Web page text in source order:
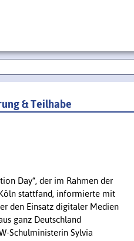
& Teilhabe
Day“, der im Rahmen der
stattfand, informierte mit
den Einsatz digitaler Medien
ganz Deutschland
Schulministerin Sylvia